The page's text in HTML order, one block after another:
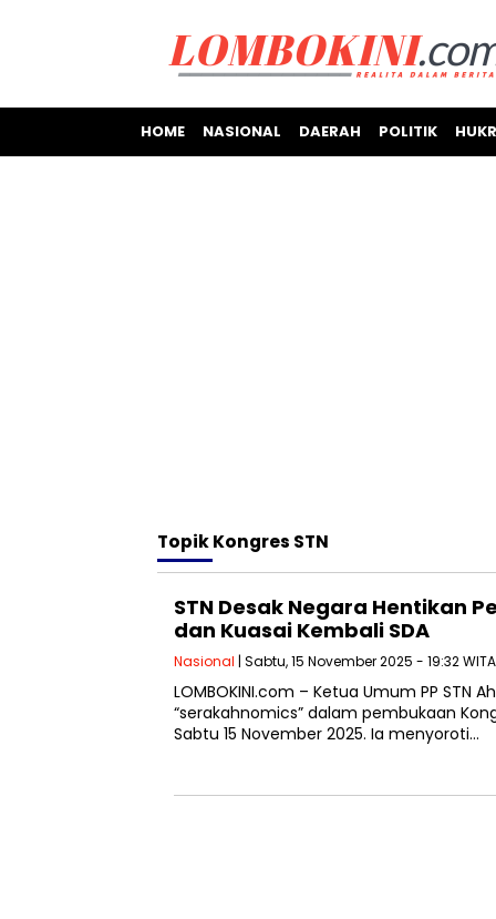
HOME NASIONAL DAERAH POLITIK
TopikKongres STN
STN Desak Negara Hentikan
dan Kuasai Kembali SDA
Nasional | Sabtu, 15 November 2025 - 19:32 WITA
LOMBOKINI.com – Ketua Umum PP STN
“serakahnomics” dalam pembukaan
Sabtu 15 November 2025. Ia menyoroti…